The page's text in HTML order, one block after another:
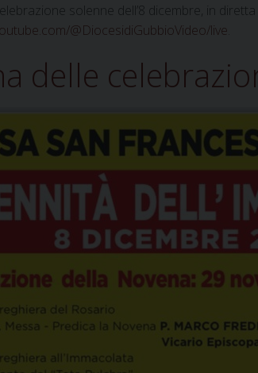
solenne dell’8 dicembre, in
@DiocesidiGubbioVideo/live
delle